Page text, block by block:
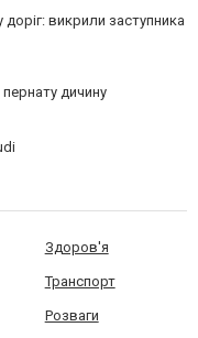
викрили заступника
дичину
Здоров'я
Транспорт
Розваги